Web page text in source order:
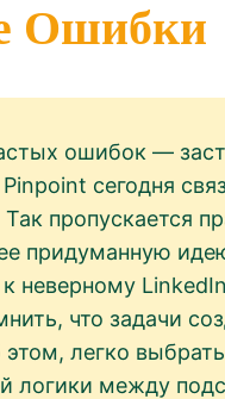
Ошибки
ошибок —
сегодня
пропускается
придуманную
к неверному
что задачи
этом, легко
логики между